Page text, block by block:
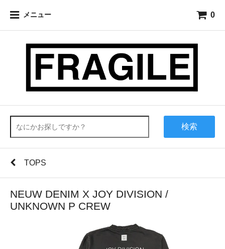
メニュー 0
検索
TOPS
NEUW DENIM X JOY DIVISION /
UNKNOWN P CREW